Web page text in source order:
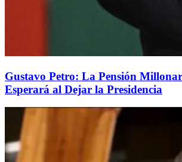
Gustavo Petro: La Pensión
Esperará al Dejar la Presidencia